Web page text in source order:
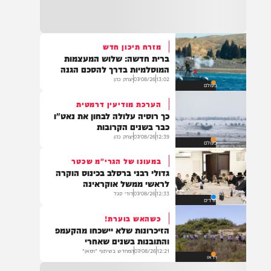
בהמשך להחייאה שבוצעה בבני ברק: הציבור
מתבקש להתפלל עבור הפעוט צבי בן שיינא
לרפואה שלמה
בין הזמנים: שלושה בחורי ישיבות חולצו
מהכינרת לאחר שנסחפו לעומק האגם, בחוף
בלתי מוכרז כשהם על גבי אביזר ציפה.
21:31
בני ברק: חובשים ופראמדיקים של ארגון הצלה
מבצעים פעולות החייאה על תינוק כבן שנה וחצי
לאחר שנחנק משקית.
19:03
בעולם
מזרח תיכון חדש
ברית חדשה: שלוש המעצמות
המוסלמיות בדרך להסכם הגנה
13:02
07/08/26יצחק כהן
בעולם
הערכת מודיעין דרמטית
כך רוסיה עלולה לבחון את נאט"ו
כבר בשנים הקרובות
12:39
07/08/26יצחק כהן
חרדים
במעונו של הגרי"מ שכטר
גדולי רבני ברסלב בכינוס הוקרה
לראשי ממשל אוקראינה
12:33
07/08/26דודי סגל
כשהאש בוערת!